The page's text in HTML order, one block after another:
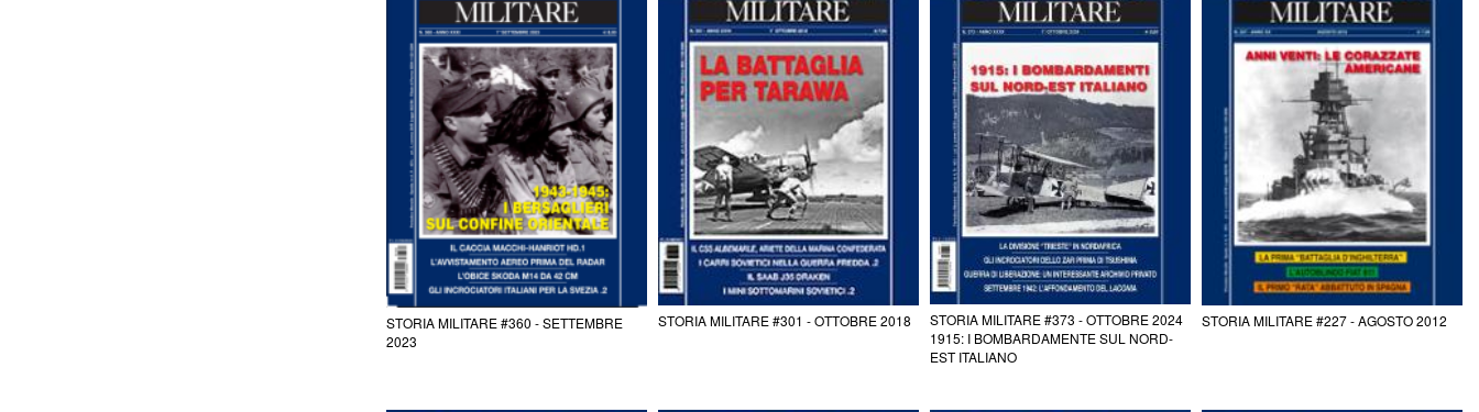
STORIA MILITARE #360 - SETTEMBRE
2023
STORIA MILITARE #301 - OTTOBRE 2018
STORIA MILITARE #373 - OTTOBRE 2024
1915: I BOMBARDAMENTE SUL NORD-
EST ITALIANO
STORIA MILITARE #227 - AGOSTO 2012